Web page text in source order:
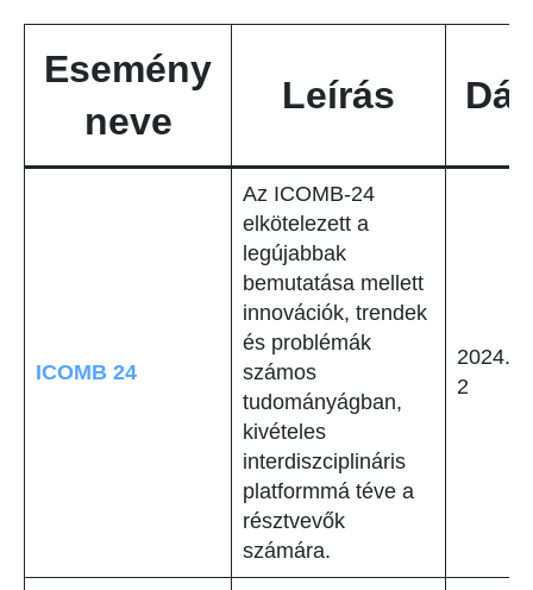
Esemény
neve
Leírás
ICOMB 24
Az ICOMB-24
elkötelezett a
legújabbak
bemutatása mellett
innovációk, trendek
és problémák
számos
tudományágban,
kivételes
interdiszciplináris
platformmá téve a
résztvevők
számára.
2024.
2